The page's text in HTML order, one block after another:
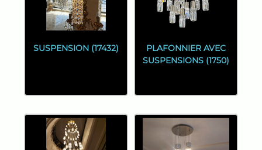
SUSPENSION (17432)
PLAFONNIER AVEC
SUSPENSIONS (1750)